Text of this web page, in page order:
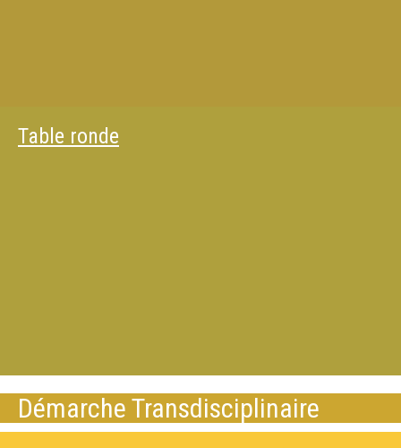
Table ronde
Démarche Transdisciplinaire